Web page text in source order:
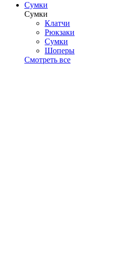
Сумки
Сумки
Клатчи
Рюкзаки
Сумки
Шоперы
Смотреть все